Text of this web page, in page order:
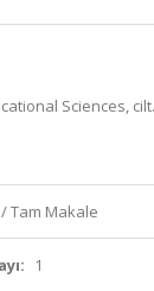
Sciences,
Tam Makale
1